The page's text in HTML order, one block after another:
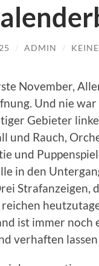
/ ADMIN /
November,
Und nie
Gebieter
und Rauch,
und
in den
ist immer noch
verhaften